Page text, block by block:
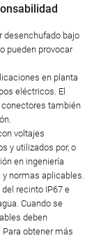
desenchufado bajo
pueden provocar
en planta
eléctricos. El
también
voltajes
y utilizados por, o
en ingeniería
normas aplicables.
recinto IP67 e
Cuando se
deben
obtener más